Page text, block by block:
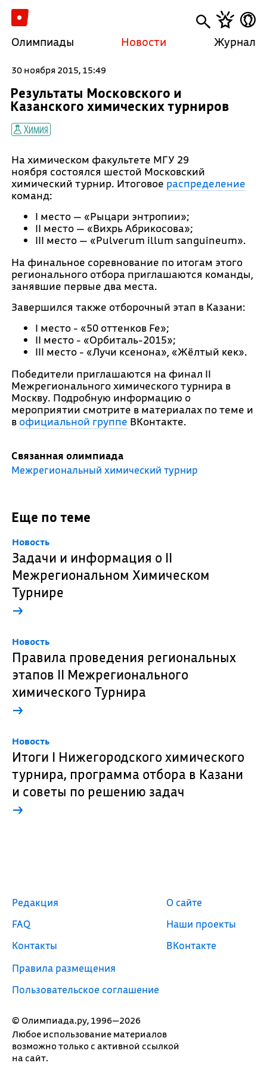
Олимпиады Новости Журнал
30 ноября 2015, 15:49
Результаты Московского и
Казанского химических турниров
Химия
На химическом факультете МГУ 29
ноября состоялся шестой Московский
химический турнир. Итоговое распределение
команд:
I место — «Рыцари энтропии»;
II место — «Вихрь Абрикосова»;
III место — «Pulverum illum sanguineum».
На финальное соревнование по итогам этого
регионального отбора приглашаются команды,
занявшие первые два места.
Завершился также отборочный этап в Казани:
I место - «50 оттенков Fe»;
II место - «Орбиталь-2015»;
III место - «Лучи ксенона», «Жёлтый кек».
Победители приглашаются на финал II
Межрегионального химического турнира в
Москву. Подробную информацию о
мероприятии смотрите в материалах по теме и
в официальной группе ВКонтакте.
Связанная олимпиада
Межрегиональный химический турнир
Еще по теме
Новость
Задачи и информация о II
Межрегиональном Химическом
Турнире
→
Новость
Правила проведения региональных
этапов II Межрегионального
химического Турнира
→
Новость
Итоги I Нижегородского химического
турнира, программа отбора в Казани
и советы по решению задач
→
© Олимпиада.ру, 1996—2026
Любое использование материалов
возможно только с активной ссылкой
на сайт.
Редакция
FAQ
Контакты
Правила размещения
Пользовательское соглашение
О сайте
Наши проекты
ВКонтакте